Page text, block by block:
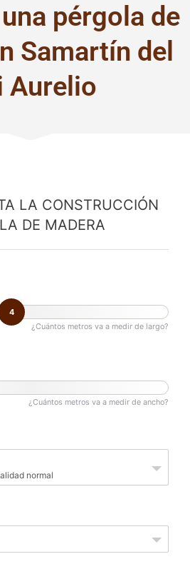
pérgola de
Samartín del
Aurelio
LA CONSTRUCCIÓN
DE MADERA
4
¿Cuántos metros va a medir de largo?
¿Cuántos metros va a medir de ancho?
normal